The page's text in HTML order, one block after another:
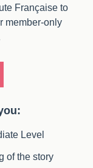
Française to
member-only
:
Level
of the story